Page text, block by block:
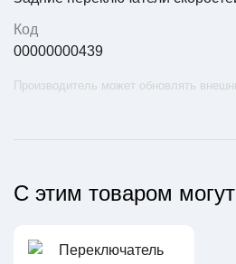
Код
00000000439
Производитель может обновлять
С этим товаром